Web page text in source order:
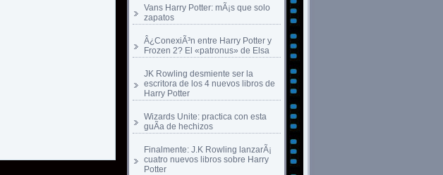
Vans Harry Potter: mÃ¡s que solo
zapatos
Â¿ConexiÃ³n entre Harry Potter y
Frozen 2? El «patronus» de Elsa
JK Rowling desmiente ser la
escritora de los 4 nuevos libros de
Harry Potter
Wizards Unite: practica con esta
guÃ­a de hechizos
Finalmente: J.K Rowling lanzarÃ¡
cuatro nuevos libros sobre Harry
Potter